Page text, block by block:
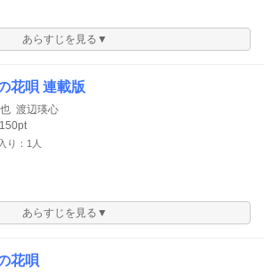
あらすじを見る▼
花唄 連載版
渡辺瑛心
150pt
り：1人
あらすじを見る▼
花唄